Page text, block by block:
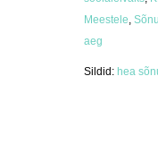
Meestele ,
aeg
Sildid:hea